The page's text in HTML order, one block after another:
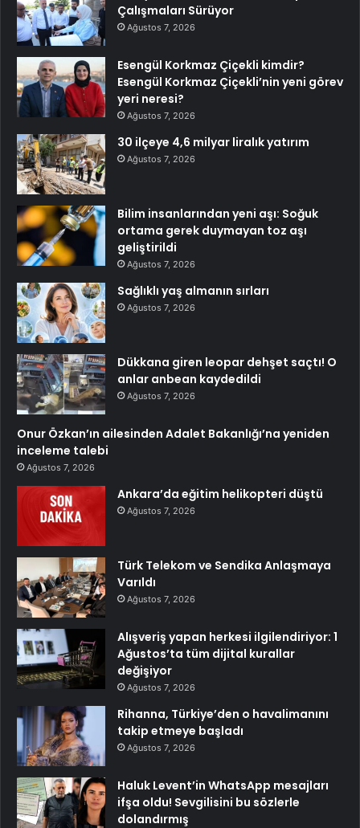
Çalışmaları Sürüyor
Ağustos 7, 2026
Esengül Korkmaz Çiçekli kimdir?
Esengül Korkmaz Çiçekli’nin yeni görev
yeri neresi?
Ağustos 7, 2026
30 ilçeye 4,6 milyar liralık yatırım
Ağustos 7, 2026
Bilim insanlarından yeni aşı: Soğuk
ortama gerek duymayan toz aşı
geliştirildi
Ağustos 7, 2026
Sağlıklı yaş almanın sırları
Ağustos 7, 2026
Dükkana giren leopar dehşet saçtı! O
anlar anbean kaydedildi
Ağustos 7, 2026
Onur Özkan’ın ailesinden Adalet Bakanlığı’na yeniden
inceleme talebi
Ağustos 7, 2026
Ankara’da eğitim helikopteri düştü
Ağustos 7, 2026
Türk Telekom ve Sendika Anlaşmaya
Varıldı
Ağustos 7, 2026
Alışveriş yapan herkesi ilgilendiriyor: 1
Ağustos’ta tüm dijital kurallar
değişiyor
Ağustos 7, 2026
Rihanna, Türkiye’den o havalimanını
takip etmeye başladı
Ağustos 7, 2026
Haluk Levent’in WhatsApp mesajları
ifşa oldu! Sevgilisini bu sözlerle
dolandırmış